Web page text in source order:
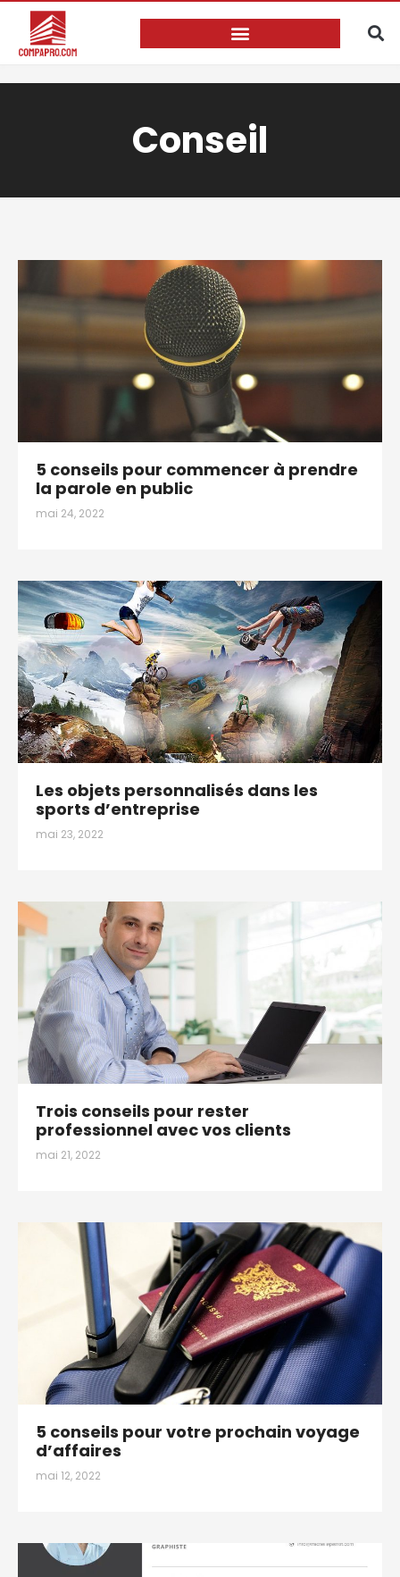
Conseil
5 conseils pour commencer à prendre
la parole en public
mai 24, 2022
Les objets personnalisés dans les
sports d’entreprise
mai 23, 2022
Trois conseils pour rester
professionnel avec vos clients
mai 21, 2022
5 conseils pour votre prochain voyage
d’affaires
mai 12, 2022